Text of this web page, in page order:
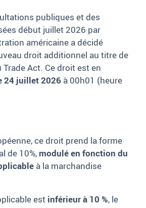
publiques et des
début juillet 2026 par
américaine a décidé
droit additionnel au titre de
Act. Ce droit est en
24 juillet 2026 à 00h01 (heure
ce droit prend la forme
de 10%, modulé en fonction du
à la marchandise
est inférieur à 10 %, le